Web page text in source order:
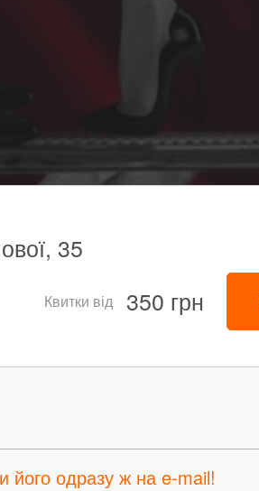
35
Квитки від 350 грн
його одразу ж на e-mail!